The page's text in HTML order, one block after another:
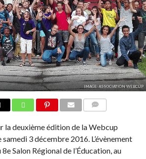
IMAGE: ASSOCIATION WEBCUP
la deuxième édition de la Webcup
3 décembre 2016. L’évènement
Salon Régional de l’Éducation, au